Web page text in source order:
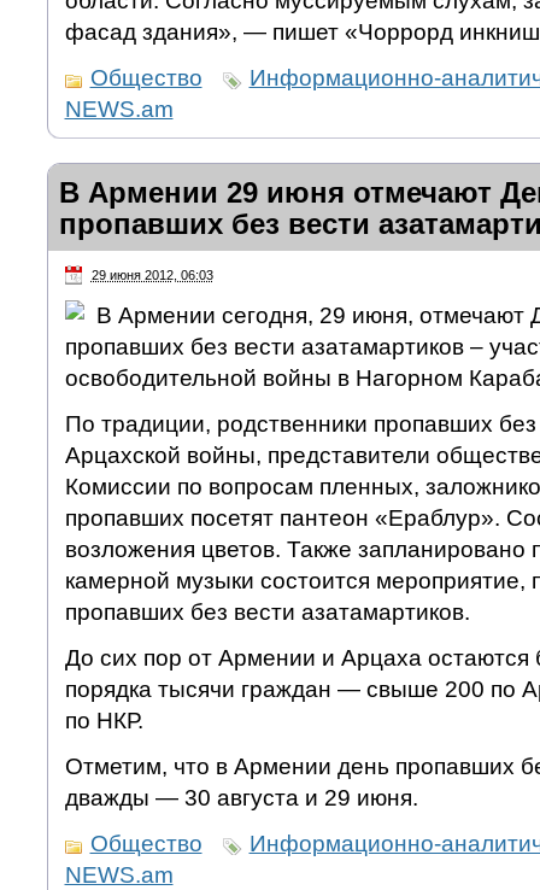
фасад здания», — пишет «Чоррорд
Общество
Информационно-
NEWS.am
В Армении 29 июня отмечают
пропавших без вести
29 июня 2012, 06:03
В Армении сегодня, 29 июня, отмечают
пропавших без вести азатамартиков –
освободительной войны в Нагорном
По традиции, родственники пропавших
Арцахской войны, представители
Комиссии по вопросам пленных,
пропавших посетят пантеон «Ераблур».
возложения цветов. Также запланировано
камерной музыки состоится мероприятие,
пропавших без вести азатамартиков.
До сих пор от Армении и Арцаха остаются
порядка тысячи граждан — свыше 200 по
по НКР.
Отметим, что в Армении день пропавших
дважды — 30 августа и 29 июня.
Общество
Информационно-
NEWS.am